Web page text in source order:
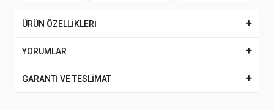
ÜRÜN ÖZELLİKLERİ
YORUMLAR
GARANTİ VE TESLİMAT